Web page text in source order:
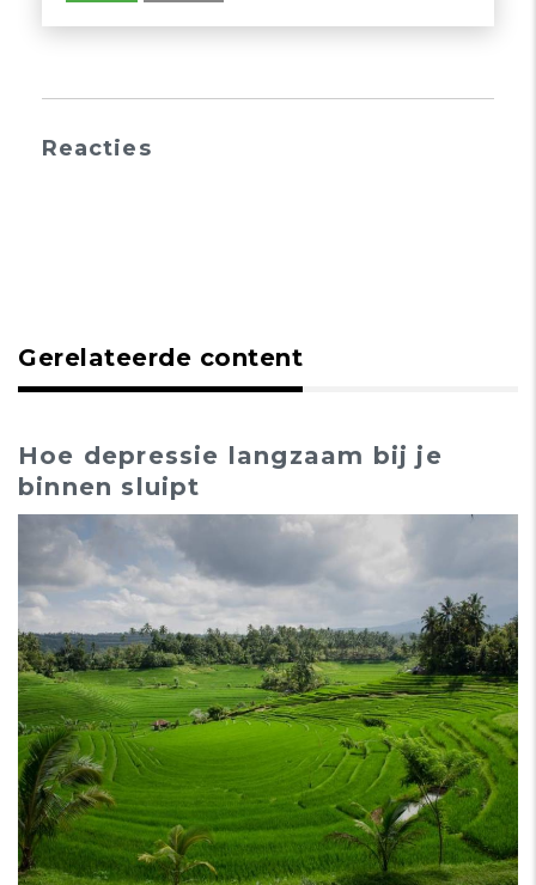
Reacties
Gerelateerde content
Hoe depressie langzaam bij je
binnen sluipt